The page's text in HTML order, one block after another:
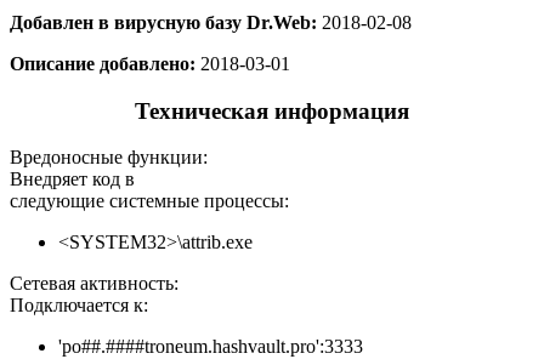
Добавлен в вирусную базу Dr.Web: 2018-02-08
Описание добавлено: 2018-03-01
Техническая информация
Вредоносные функции:
Внедряет код в
следующие системные процессы:
<SYSTEM32>\attrib.exe
Сетевая активность:
Подключается к:
'po##.####troneum.hashvault.pro':3333